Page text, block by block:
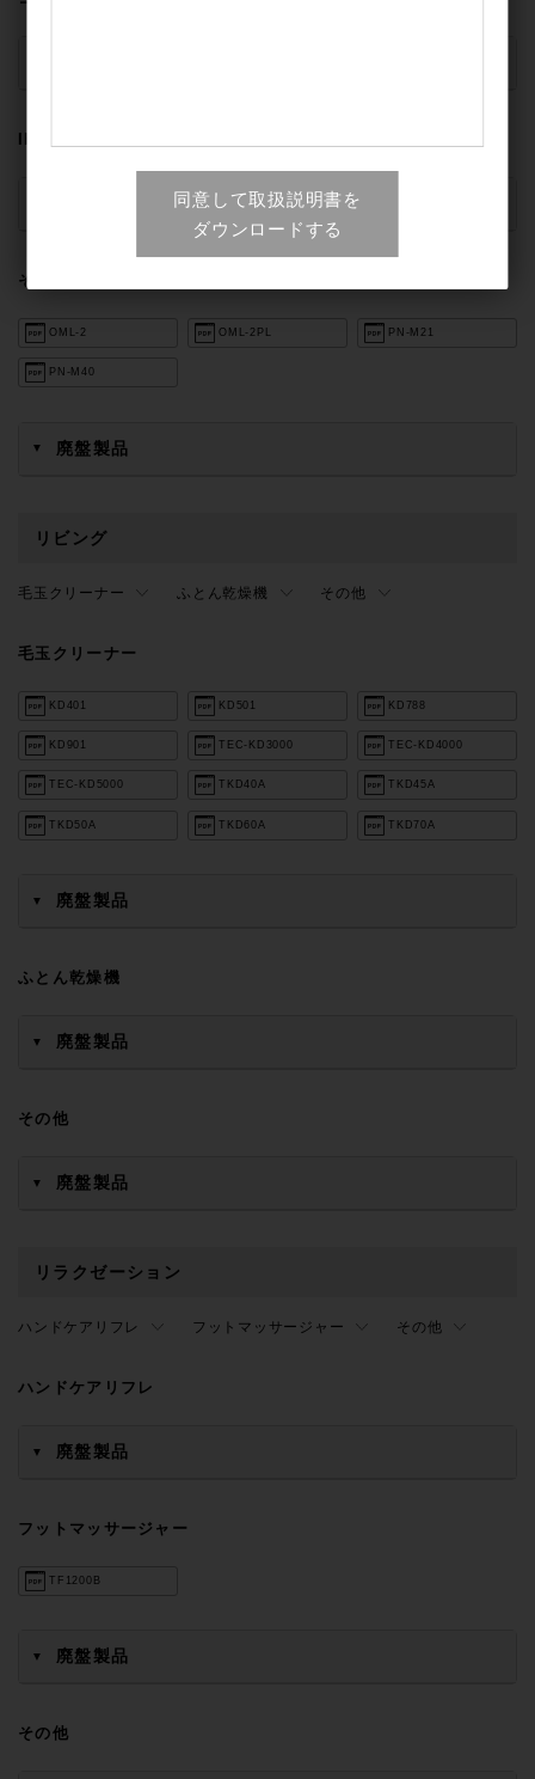
その他
OML-2 OML-2PL PN-M21
PN-M40
▼ 廃盤製品
リビング
毛玉クリーナー ふとん乾燥機 その他
毛玉クリーナー
KD401 KD501 KD788
KD901 TEC-KD3000 TEC-KD4000
TEC-KD5000 TKD40A TKD45A
TKD50A TKD60A TKD70A
▼ 廃盤製品
ふとん乾燥機
▼ 廃盤製品
その他
▼ 廃盤製品
リラクゼーション
ハンドケアリフレ フットマッサージャー その他
ハンドケアリフレ
▼ 廃盤製品
フットマッサージャー
TF1200B
▼ 廃盤製品
その他
同意して取扱説明書を
ダウンロードする